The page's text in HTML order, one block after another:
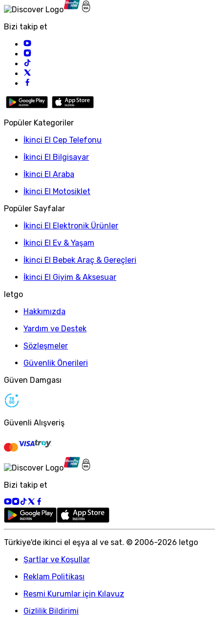
Bizi takip et
Popüler Kategoriler
İkinci El Cep Telefonu
İkinci El Bilgisayar
İkinci El Araba
İkinci El Motosiklet
Popüler Sayfalar
İkinci El Elektronik Ürünler
İkinci El Ev & Yaşam
İkinci El Bebek Araç & Gereçleri
İkinci El Giyim & Aksesuar
letgo
Hakkımızda
Yardım ve Destek
Sözleşmeler
Güvenlik Önerileri
Güven Damgası
Güvenli Alışveriş
Bizi takip et
Türkiye'de ikinci el eşya al ve sat. © 2006-2026 letgo
Şartlar ve Koşullar
Reklam Politikası
Resmi Kurumlar için Kılavuz
Gizlilik Bildirimi